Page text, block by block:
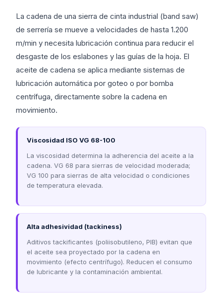
La cadena de una sierra de cinta industrial (band saw)
de serrería se mueve a velocidades de hasta 1.200
m/min y necesita lubricación continua para reducir el
desgaste de los eslabones y las guías de la hoja. El
aceite de cadena se aplica mediante sistemas de
lubricación automática por goteo o por bomba
centrífuga, directamente sobre la cadena en
movimiento.
Viscosidad ISO VG 68-100
La viscosidad determina la adherencia del aceite a la
cadena. VG 68 para sierras de velocidad moderada;
VG 100 para sierras de alta velocidad o condiciones
de temperatura elevada.
Alta adhesividad (tackiness)
Aditivos tackificantes (poliisobutileno, PIB) evitan que
el aceite sea proyectado por la cadena en
movimiento (efecto centrífugo). Reducen el consumo
de lubricante y la contaminación ambiental.